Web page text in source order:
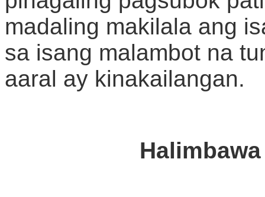
madaling makilala ang
sa isang malambot na
aaral ay kinakailangan.